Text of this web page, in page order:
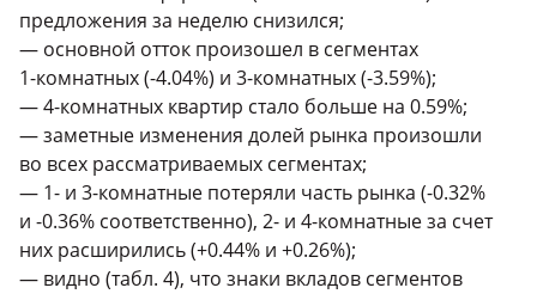
предложения за неделю снизился;
— основной отток произошел в сегментах
1-комнатных(-4.04%) и 3-комнатных(-3.59%);
—4-комнатных квартир стало больше на 0.59%;
— заметные изменения долей рынка произошли
во всех рассматриваемых сегментах;
— 1- и 3-комнатные потеряли часть рынка (-0.32%
и -0.36% соответственно), 2- и 4-комнатныеза счет
них расширились (+0.44% и +0.26%);
— видно (табл. 4), что знаки вкладов сегментов